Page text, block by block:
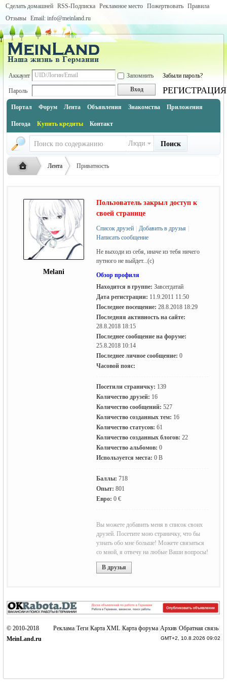
Сделать домашней RSS-Подписка Рекламное место Пожертвовать Правила
Отзывы Email: info@meinland.ru
Аккаунт Запомнить Забыли пароль?
Пароль Вход РЕГИСТРАЦИЯ
Портал Форум Лента Объявления Знакомства Приложения
Погода Купить кредиты Контакт
Люди Поиск
MEINLAND.
›
Лента
›
Приватность
Melani
Пользователь закрыл доступ к
своей странице
Список друзей Добавить в друзья
Написать сообщение
Не выходи из себя, иначе из тебя ничего
путного не выйдет...(с)
Обзор профиля
Находится в группе: Завсегдатай
Дата регистрации: 11.9.2011 11:50
Последнее посещение: 28.8.2018 18:29
Последняя активность на сайте:
28.8.2018 18:15
Последнее сообщение на форуме:
25.8.2018 10:14
Последнее личное сообщение: 0
Часовой пояс:
Посетили страничку: 139
Количество друзей: 16
Количество сообщений: 527
Количество созданных тем: 16
Количество статусов: 61
Количество созданных блогов: 22
Количество альбомов: 0
Используется места: 0 B
Баллы: 718
Опыт: 801
Евро: 0 €
Вы можете добавить меня в список своих
друзей. Посетите мою страничку, что бы
узнать обо мне больше! Можете связаться
со мной, я отвечу на любые Ваши вопросы!
В друзья
Реклама Теги Карта XML Карта форума Архив Обратная связь
GMT+2, 10.8.2026 09:02
© 2010-2018
MeinLand.ru